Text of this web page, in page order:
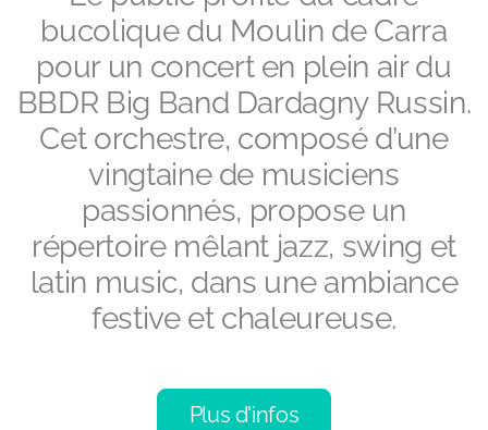
bucolique du Moulin de Carra
pour un concert en plein air du
BBDR Big Band Dardagny Russin.
Cet orchestre, composé d’une
vingtaine de musiciens
passionnés, propose un
répertoire mêlant jazz, swing et
latin music, dans une ambiance
festive et chaleureuse.
Plus d'infos